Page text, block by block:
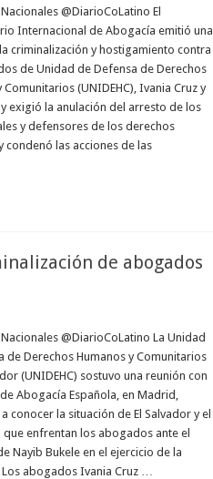
Internacional
Abogacía
emite
alerta
por
contra
Ivania
Cruz
y
Joya
@DiarioCoLatino El
Internacional de Abogacía emitió una
criminalización y hostigamiento contra
de Unidad de Defensa de Derechos
Comunitarios (UNIDEHC), Ivania Cruz y
y exigió la anulación del arresto de los
y defensores de los derechos
condenó las acciones de las
de abogados
@DiarioCoLatino La Unidad
de Derechos Humanos y Comunitarios
(UNIDEHC) sostuvo una reunión con
Abogacía Española, en Madrid,
conocer la situación de El Salvador y el
que enfrentan los abogados ante el
Nayib Bukele en el ejercicio de la
abogados Ivania Cruz …